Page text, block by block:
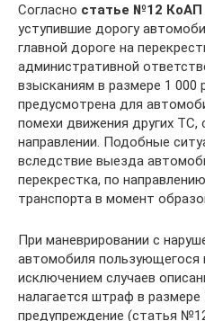
Согласно статье №12
уступившие дорогу
главной дороге на
административной
взысканиям в размере 1 000
предусмотрена для
помехи движения других
направлении. Подобные
вследствие выезда
перекрестка, по
транспорта в момент
При маневрировании с
автомобиля пользующегося
исключением случаев
налагается штраф в размере
предупреждение (статья